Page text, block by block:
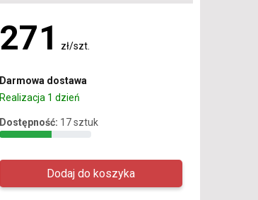
271 zł/szt.
Darmowa dostawa
Realizacja 1 dzień
Dostępność: 17 sztuk